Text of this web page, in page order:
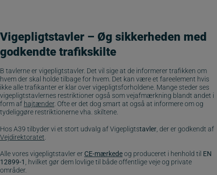
Vigepligtstavler – Øg sikkerheden med
godkendte trafikskilte
B tavlerne er vigepligtstavler. Det vil sige at de informerer trafikken om
hvem der skal holde tilbage for hvem. Det kan være et fareelement hvis
ikke alle trafikanter er klar over vigepligtsforholdene. Mange steder ses
vigepligtstavlernes restriktioner også som vejafmærkning blandt andet i
form af hajtænder. Ofte er det dog smart at også at informere om og
tydeliggøre restriktionerne vha. skiltene.
Hos A39 tilbyder vi et stort udvalg af Vigepligtstavler , der er godkendt af
Vejdirektoratet
Alle vores vigepligtstavler er CE-mærkedeog produceret i henhold til EN
12899-1 , hvilket gør dem lovlige til både offentlige veje og private
områder.